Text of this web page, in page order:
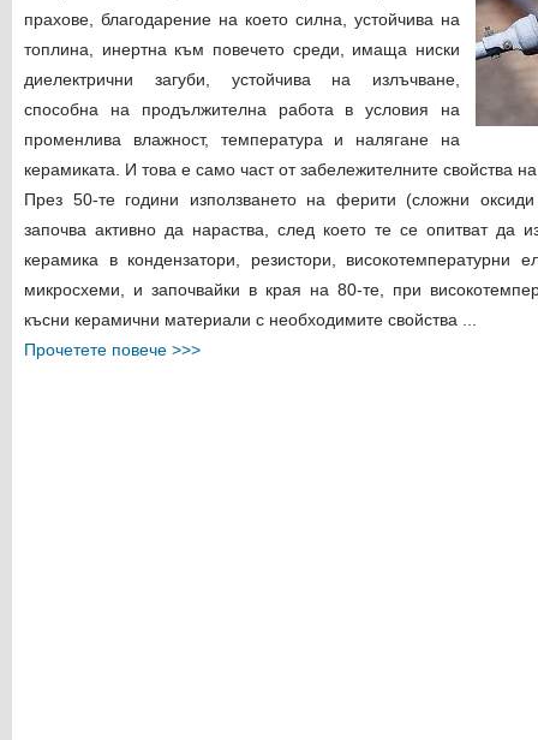
прахове, благодарение на което силна, устойчива на
топлина, инертна към повечето среди, имаща ниски
диелектрични загуби, устойчива на излъчване,
способна на продължителна работа в условия на
променлива влажност, температура и налягане на
керамиката. И това е само част от забележителните свойства
През 50-те години използването на ферити (сложни
започва активно да нараства, след което те се опитват да
керамика в кондензатори, резистори, високотемпературни
микросхеми, и започвайки в края на 80-те, при
късни керамични материали с необходимите свойства ...
Прочетете повече >>>